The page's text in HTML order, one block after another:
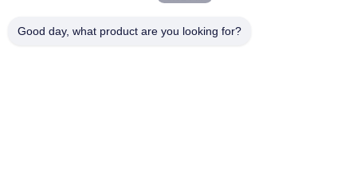
कार्य समय
Good day, what product are you looking for?